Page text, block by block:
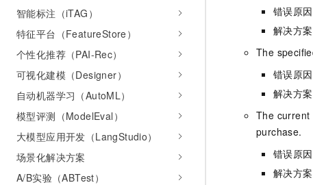
智能标注（iTAG）
特征平台（FeatureStore）
个性化推荐（PAI-Rec）
可视化建模（Designer）
自动机器学习（AutoML）
模型评测（ModelEval）
大模型应用开发（LangStudio）
场景化解决方案
A/B实验（ABTest）
错误原
解决方
The
错误原
解决方
The current
purchase.
错误原
解决方